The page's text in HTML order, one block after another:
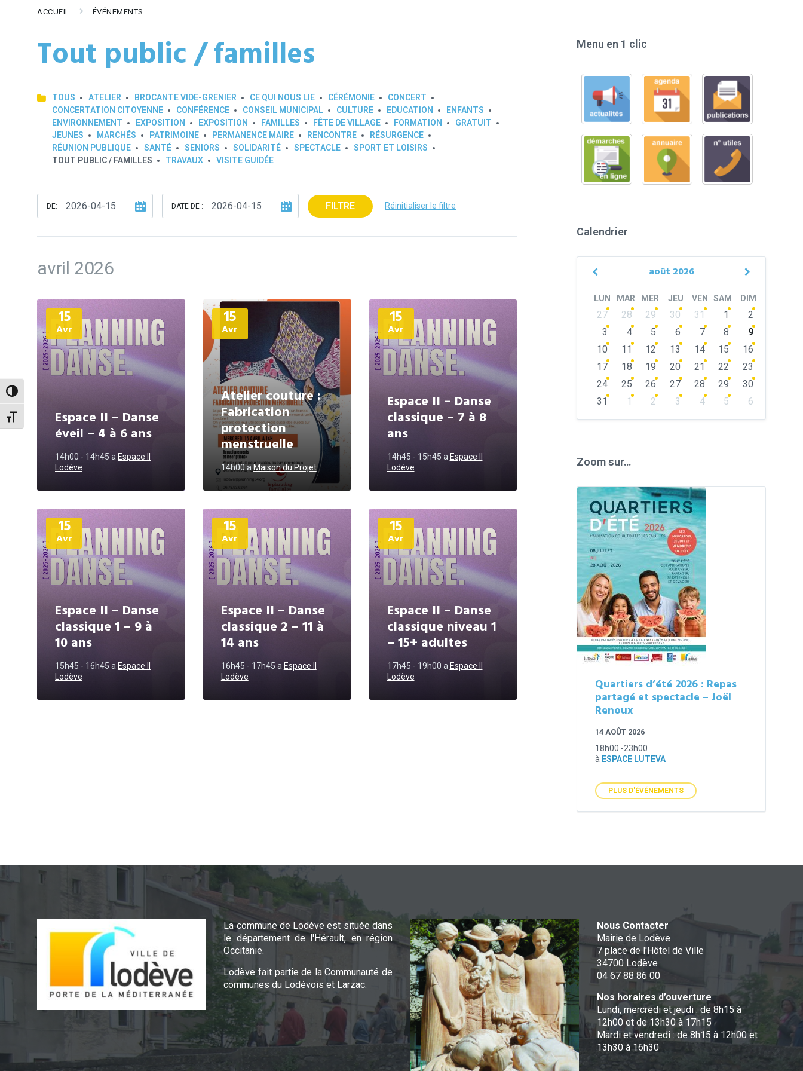
Passer en contraste élevé
Changer la taille de la police
ACCUEIL ÉVÉNEMENTS
Tout public / familles
TOUS ATELIER BROCANTE VIDE-GRENIER CE QUI NOUS LIE CÉRÉMONIE
CONCERT
CONCERTATION CITOYENNE
CONFÉRENCE CONSEIL MUNICIPAL CULTURE EDUCATION
ENFANTS
ENVIRONNEMENT
EXPOSITION EXPOSITION FAMILLES FÊTE DE VILLAGE FORMATION
GRATUIT
JEUNES
MARCHÉS PATRIMOINE PERMANENCE MAIRE RENCONTRE
RÉSURGENCE
RÉUNION PUBLIQUE
SANTÉ SENIORS SOLIDARITÉ SPECTACLE
SPORT ET LOISIRS
TOUT PUBLIC / FAMILLES
TRAVAUX VISITE GUIDÉE
DE: DATE DE : FILTRE Réinitialiser le filtre
avril 2026
15
Avr
Espace II – Danse
éveil – 4 à 6 ans
14h00 - 14h45 a Espace II
Lodève
Plus
d'informations
15
Avr
Atelier couture :
Fabrication
protection
menstruelle
14h00 a Maison du Projet
Plus
d'informations
15
Avr
Espace II – Danse
classique – 7 à 8
ans
14h45 - 15h45 a Espace II
Lodève
Plus
d'informations
15
Avr
Espace II – Danse
classique 1 – 9 à
10 ans
15h45 - 16h45 a Espace II
Lodève
Plus
d'informations
15
Avr
Espace II – Danse
classique 2 – 11 à
14 ans
16h45 - 17h45 a Espace II
Lodève
Plus
d'informations
15
Avr
Espace II – Danse
classique niveau 1
– 15+ adultes
17h45 - 19h00 a Espace II
Lodève
Plus
d'informations
Menu en 1 clic
Calendrier
août 2026
Previous
Next
LUN MAR MER JEU VEN SAM DIM
Skip
calendar
days
27 28 29 30 31 1
2
3
4 5 6 7 8
9
10
11 12 13 14 15
16
17
18 19 20 21 22
23
24
25 26 27 28 29
30
31
1 2 3 4 5
6
Zoom sur…
Quartiers d’été 2026 : Repas
partagé et spectacle – Joël
Renoux
14 AOÛT 2026
18h00 -23h00
à ESPACE LUTEVA
PLUS D'ÉVÉNEMENTS
La commune de Lodève est située dans
le département de l'Hérault, en région
Occitanie.
Lodève fait partie de la Communauté de
communes du Lodévois et Larzac.
Nous Contacter
Mairie de Lodève
7 place de l'Hôtel de Ville
34700 Lodève
04 67 88 86 00
Nos horaires d’ouverture
Lundi, mercredi et jeudi : de 8h15 à
12h00 et de 13h30 à 17h15
Mardi et vendredi : de 8h15 à 12h00 et
13h30 à 16h30